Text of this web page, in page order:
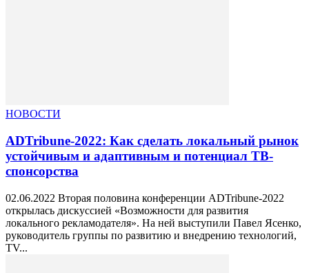
НОВОСТИ
ADTribune-2022: Как сделать локальный рынок
устойчивым и адаптивным и потенциал ТВ-
спонсорства
02.06.2022 Вторая половина конференции ADTribune-2022
открылась дискуссией «Возможности для развития
локального рекламодателя». На ней выступили Павел Ясенко,
руководитель группы по развитию и внедрению технологий,
TV...